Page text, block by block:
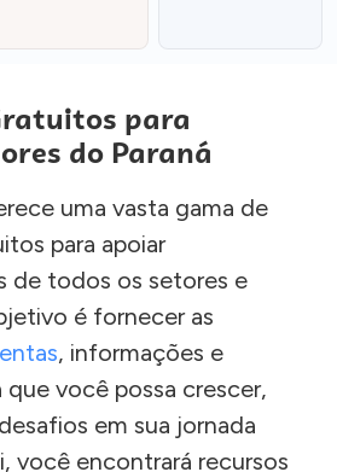
para
do Paraná
uma vasta gama de
para apoiar
de todos os setores e
é fornecer as
, informações e
você possa crescer,
em sua jornada
você encontrará recursos